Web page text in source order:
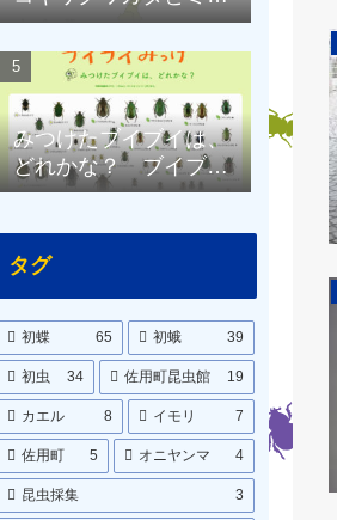
マクワガタ（兵庫県限
定）
みつけたブイブイは、
どれかな？ ブイブイ
ポスターをつくりまし
タグ
初蝶 65 初蛾 39
初虫 34 佐用町昆虫館 19
カエル 8 イモリ 7
佐用町 5 オニヤンマ 4
昆虫採集 3